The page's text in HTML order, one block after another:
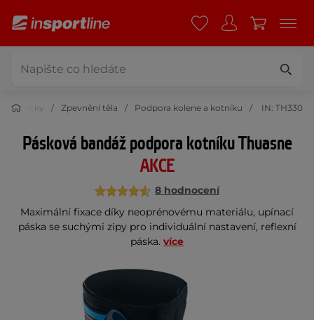
pomůcky Zpevnění těla Podpora kolene a kotníku IN: TH330
Pásková bandáž podpora kotníku Thuasne
AKCE
8 hodnocení
Maximální fixace díky neoprénovému materiálu, upínací
páska se suchými zipy pro individuální nastavení, reflexní
páska. více